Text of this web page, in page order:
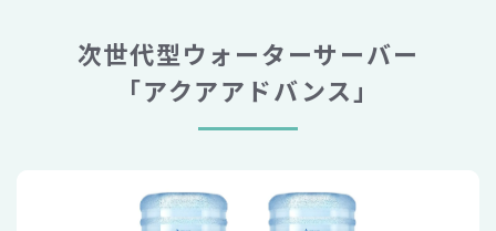
次世代型ウォーターサーバー
「アクアアドバンス」